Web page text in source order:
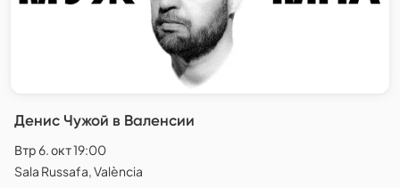
Денис Чужой в Валенсии
Втр 6. окт 19:00
Sala Russafa, València